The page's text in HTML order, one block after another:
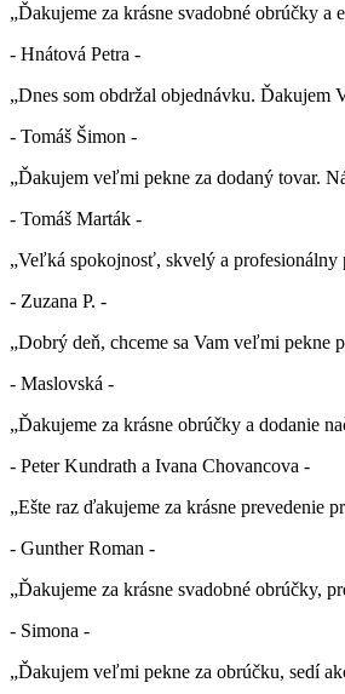
„Ďakujeme za krásne svadobné obrúčky
- Hnátová Petra -
„Dnes som obdržal objednávku. Ďakujem
- Tomáš Šimon -
„Ďakujem veľmi pekne za dodaný tovar.
- Tomáš Marták -
„Veľká spokojnosť, skvelý a profesionálny
- Zuzana P. -
„Dobrý deň, chceme sa Vam veľmi pekne
- Maslovská -
„Ďakujeme za krásne obrúčky a dodanie
- Peter Kundrath a Ivana Chovancova -
„Ešte raz ďakujeme za krásne prevedenie
- Gunther Roman -
„Ďakujeme za krásne svadobné obrúčky,
- Simona -
„Ďakujem veľmi pekne za obrúčku, sedí